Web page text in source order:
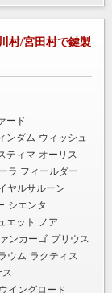
ード
ンダム ウィッシュ
ティマ オーリス
ラ フィールダー
ヤルサルーン
シエンタ
エット
ノア
ンカーゴ プリウス
ウム ラクティス
ウイングロード